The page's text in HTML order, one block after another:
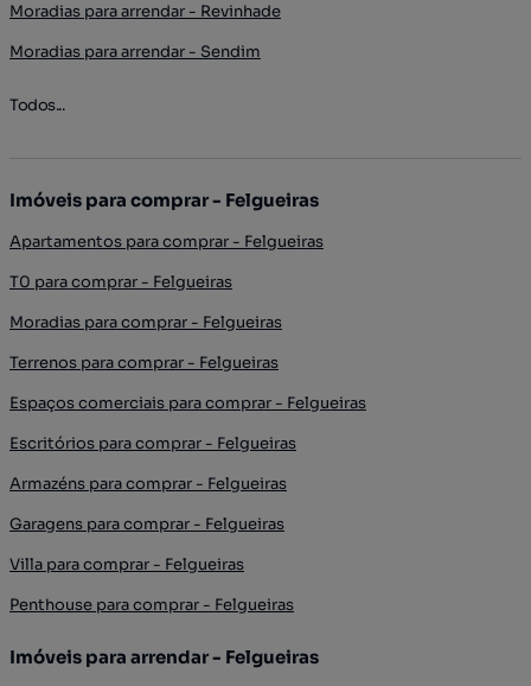
Moradias para arrendar - Revinhade
Moradias para arrendar - Sendim
Todos...
Imóveis para comprar - Felgueiras
Apartamentos para comprar - Felgueiras
T0 para comprar - Felgueiras
Moradias para comprar - Felgueiras
Terrenos para comprar - Felgueiras
Espaços comerciais para comprar - Felgueiras
Escritórios para comprar - Felgueiras
Armazéns para comprar - Felgueiras
Garagens para comprar - Felgueiras
Villa para comprar - Felgueiras
Penthouse para comprar - Felgueiras
Imóveis para arrendar - Felgueiras